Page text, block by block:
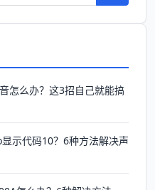
怎么办？这3招自己就能搞
示代码10？6种方法解决声